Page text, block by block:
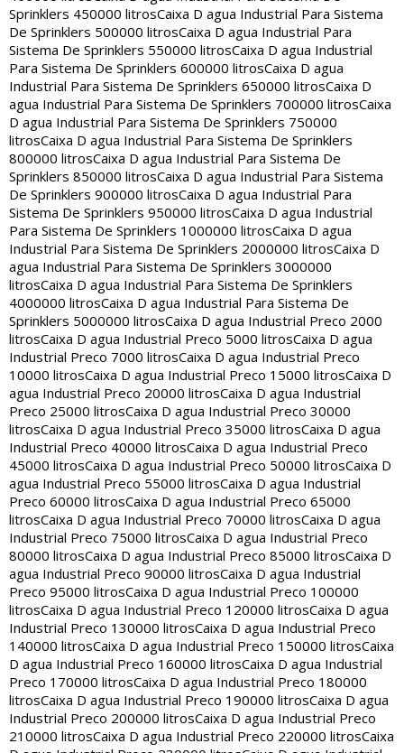
Sprinklers 450000 litrosCaixa D agua Industrial Para Sistema
De Sprinklers 500000 litrosCaixa D agua Industrial Para
Sistema De Sprinklers 550000 litrosCaixa D agua Industrial
Para Sistema De Sprinklers 600000 litrosCaixa D agua
Industrial Para Sistema De Sprinklers 650000 litrosCaixa D
agua Industrial Para Sistema De Sprinklers 700000 litrosCaixa
D agua Industrial Para Sistema De Sprinklers 750000
litrosCaixa D agua Industrial Para Sistema De Sprinklers
800000 litrosCaixa D agua Industrial Para Sistema De
Sprinklers 850000 litrosCaixa D agua Industrial Para Sistema
De Sprinklers 900000 litrosCaixa D agua Industrial Para
Sistema De Sprinklers 950000 litrosCaixa D agua Industrial
Para Sistema De Sprinklers 1000000 litrosCaixa D agua
Industrial Para Sistema De Sprinklers 2000000 litrosCaixa D
agua Industrial Para Sistema De Sprinklers 3000000
litrosCaixa D agua Industrial Para Sistema De Sprinklers
4000000 litrosCaixa D agua Industrial Para Sistema De
Sprinklers 5000000 litrosCaixa D agua Industrial Preco 2000
litrosCaixa D agua Industrial Preco 5000 litrosCaixa D agua
Industrial Preco 7000 litrosCaixa D agua Industrial Preco
10000 litrosCaixa D agua Industrial Preco 15000 litrosCaixa D
agua Industrial Preco 20000 litrosCaixa D agua Industrial
Preco 25000 litrosCaixa D agua Industrial Preco 30000
litrosCaixa D agua Industrial Preco 35000 litrosCaixa D agua
Industrial Preco 40000 litrosCaixa D agua Industrial Preco
45000 litrosCaixa D agua Industrial Preco 50000 litrosCaixa D
agua Industrial Preco 55000 litrosCaixa D agua Industrial
Preco 60000 litrosCaixa D agua Industrial Preco 65000
litrosCaixa D agua Industrial Preco 70000 litrosCaixa D agua
Industrial Preco 75000 litrosCaixa D agua Industrial Preco
80000 litrosCaixa D agua Industrial Preco 85000 litrosCaixa D
agua Industrial Preco 90000 litrosCaixa D agua Industrial
Preco 95000 litrosCaixa D agua Industrial Preco 100000
litrosCaixa D agua Industrial Preco 120000 litrosCaixa D agua
Industrial Preco 130000 litrosCaixa D agua Industrial Preco
140000 litrosCaixa D agua Industrial Preco 150000 litrosCaixa
D agua Industrial Preco 160000 litrosCaixa D agua Industrial
Preco 170000 litrosCaixa D agua Industrial Preco 180000
litrosCaixa D agua Industrial Preco 190000 litrosCaixa D agua
Industrial Preco 200000 litrosCaixa D agua Industrial Preco
210000 litrosCaixa D agua Industrial Preco 220000 litrosCaixa